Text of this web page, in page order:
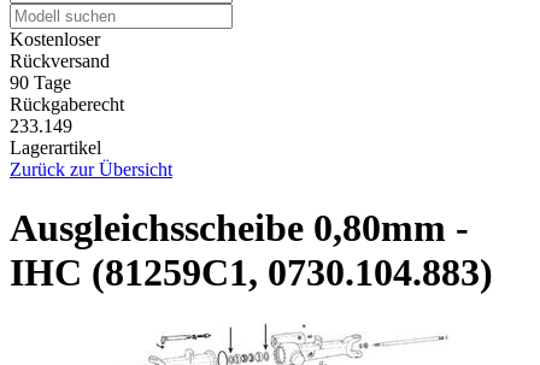
Kostenloser
Rückversand
90 Tage
Rückgaberecht
233.149
Lagerartikel
Zurück zur Übersicht
Ausgleichsscheibe 0,80mm -
IHC (81259C1, 0730.104.883)